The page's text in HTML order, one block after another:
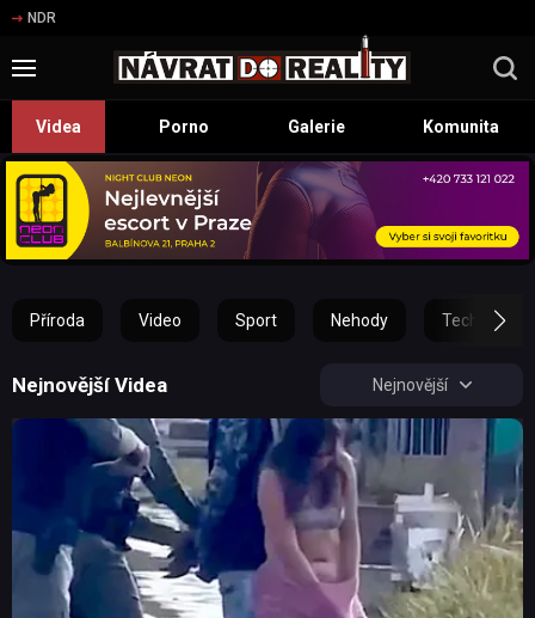
NDR
Videa Porno Galerie Komunita
Příroda Video Sport Nehody Technika
Nejnovější Videa Nejnovější